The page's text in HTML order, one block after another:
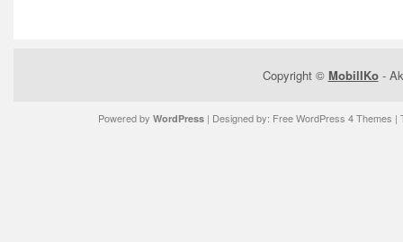
Copyright © MobilIKo-
Powered by WordPress| Designed by: Free WordPress 4 Themes |